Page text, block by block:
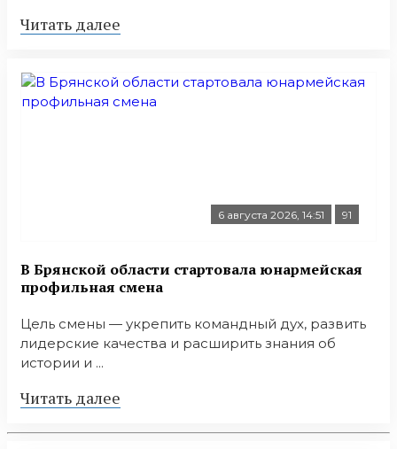
Читать далее
6 августа 2026, 14:51 91
В Брянской области стартовала юнармейская
профильная смена
Цель смены — укрепить командный дух, развить
лидерские качества и расширить знания об
истории и ...
Читать далее